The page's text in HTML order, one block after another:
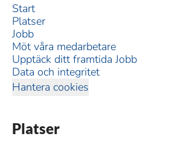
Start
Platser
Jobb
Möt våra medarbetare
Upptäck ditt framtida Jobb
Data och integritet
Hantera cookies
Platser